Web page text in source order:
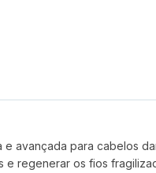
avançada para cabelos
e regenerar os fios